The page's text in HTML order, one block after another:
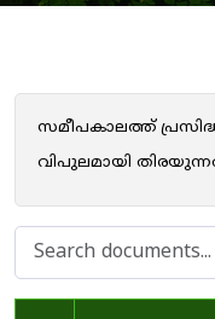
സമീപകാലത്ത്
വിപുലമായി